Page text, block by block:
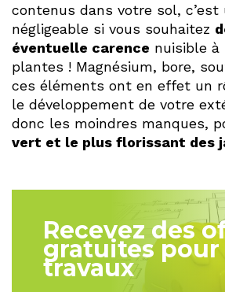
contenus dans votre sol,
négligeable si vous souhaitez
éventuelle carence nuisible
plantes ! Magnésium, bore,
ces éléments ont en effet un
le développement de votre
donc les moindres manques,
vert et le plus florissant des
Recevez des
gratuites pour
travaux